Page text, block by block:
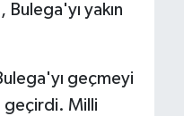
yakın
geçmeyi
geçirdi. Milli